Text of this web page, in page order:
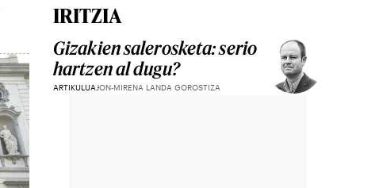
IRITZIA
Gizakien salerosketa: serio
hartzen al dugu?
ARTIKULUA JON-MIRENA LANDA GOROSTIZA